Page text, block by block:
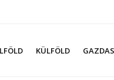
KÜLFÖLD